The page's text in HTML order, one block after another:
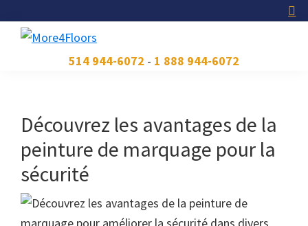
More4Floors
planchers
514 944-6072 - 1 888 944-6072
Découvrez les avantages de la
peinture de marquage pour la
sécurité